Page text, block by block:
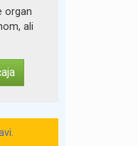
organ
ali